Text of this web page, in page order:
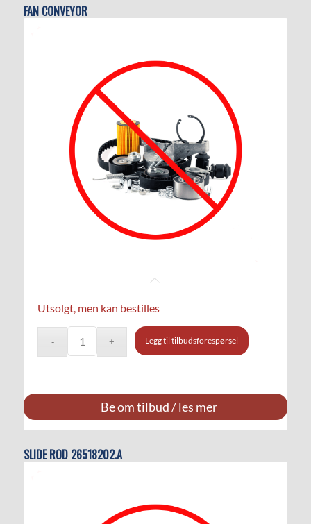
FAN CONVEYOR
Utsolgt, men kan bestilles
Legg til tilbudsforespørsel
Be om tilbud / les mer
SLIDE ROD 26518202.A